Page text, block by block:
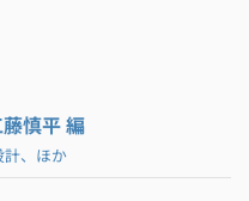
慎平 編
、ほか